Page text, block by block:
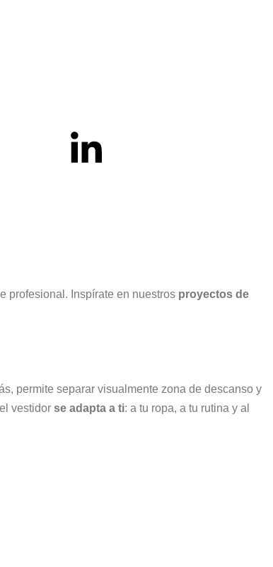
profesional. Inspírate en nuestros proyectos de
permite separar visualmente zona de descanso y
vestidor se adapta a ti: a tu ropa, a tu rutina y al